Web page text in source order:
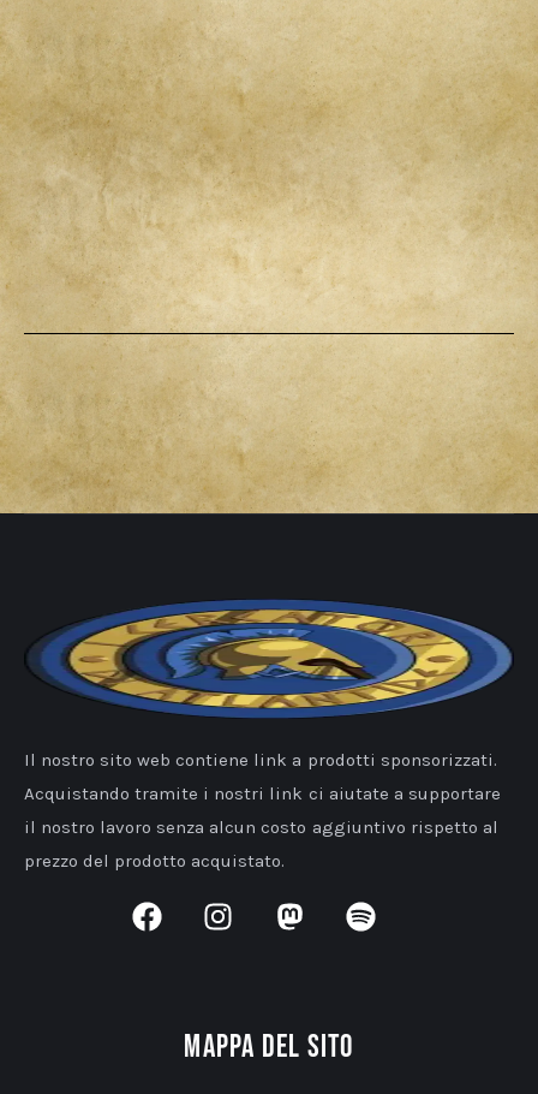
Il nostro sito web contiene link a prodotti sponsorizzati.
Acquistando tramite i nostri link ci aiutate a supportare
il nostro lavoro senza alcun costo aggiuntivo rispetto al
prezzo del prodotto acquistato.
Mappa del sito